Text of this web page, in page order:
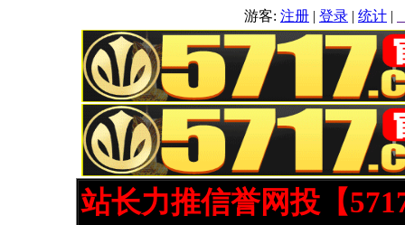
游客: 注册 | 登录 | 统计 |
站长力推信誉网投【